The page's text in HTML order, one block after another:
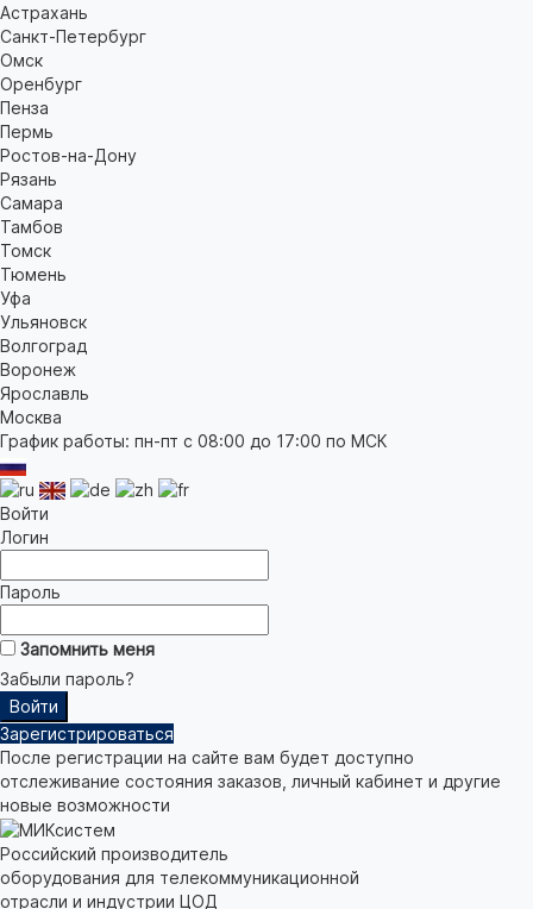
Астрахань
Санкт-Петербург
Омск
Оренбург
Пенза
Пермь
Ростов-на-Дону
Рязань
Самара
Тамбов
Томск
Тюмень
Уфа
Ульяновск
Волгоград
Воронеж
Ярославль
Москва
График работы: пн-пт с 08:00 до 17:00 по МСК
Войти
Логин
Пароль
Запомнить меня
Забыли пароль?
Зарегистрироваться
После регистрации на сайте вам будет доступно
отслеживание состояния заказов, личный кабинет и другие
новые возможности
Российский производитель
оборудования для телекоммуникационной
отрасли и индустрии ЦОД